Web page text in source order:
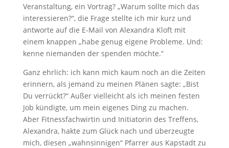
Veranstaltung, ein Vortrag? „Warum sollte mich das
interessieren?“, die Frage stellte ich mir kurz und
antworte auf die E-Mail von Alexandra Kloft mit
einem knappen „habe genug eigene Probleme. Und:
kenne niemanden der spenden möchte.“
Ganz ehrlich: ich kann mich kaum noch an die Zeiten
erinnern, als jemand zu meinen Plänen sagte: „Bist
Du verrückt?“ Außer vielleicht als ich meinen festen
Job kündigte, um mein eigenes Ding zu machen.
Aber Fitnessfachwirtin und Initiatorin des Treffens,
Alexandra, hakte zum Glück nach und überzeugte
mich, diesen „wahnsinnigen“ Pfarrer aus Kapstadt zu